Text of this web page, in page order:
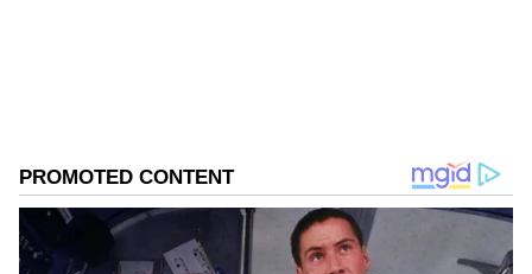
Add Asianetnews Tamil as a Preferred
Source